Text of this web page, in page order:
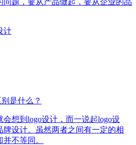
计
是什么？
想到logo设计，而一说起logo设
设计。虽然两者之间有一定的相
不等同。